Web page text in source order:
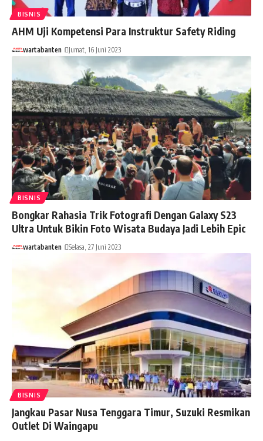
BISNIS
AHM Uji Kompetensi Para Instruktur Safety Riding
wartabanten Jumat, 16 Juni 2023
BISNIS
Bongkar Rahasia Trik Fotografi Dengan Galaxy S23
Ultra Untuk Bikin Foto Wisata Budaya Jadi Lebih Epic
wartabanten Selasa, 27 Juni 2023
BISNIS
Jangkau Pasar Nusa Tenggara Timur, Suzuki Resmikan
Outlet Di Waingapu